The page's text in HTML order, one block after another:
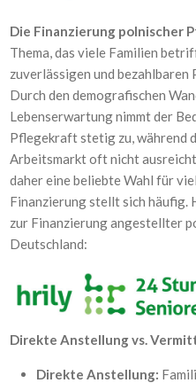
Die Finanzierung polnischer
Thema, das viele Familien
zuverlässigen und
Durch den demografischen
Lebenserwartung nimmt der
Pflegekraft stetig zu, während
Arbeitsmarkt oft nicht
daher eine beliebte Wahl für
Finanzierung stellt sich häufig.
zur Finanzierung angestellter
Deutschland:
Direkte Anstellung vs.
Direkte Anstellung: